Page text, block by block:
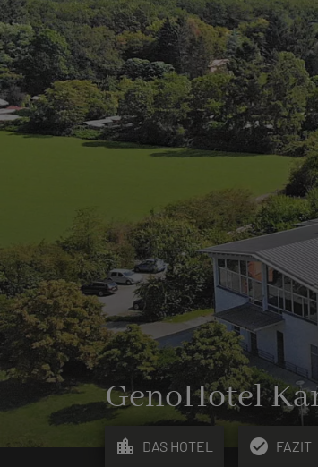
GenoHotel
location_city DAS HOTEL check_circle FAZIT